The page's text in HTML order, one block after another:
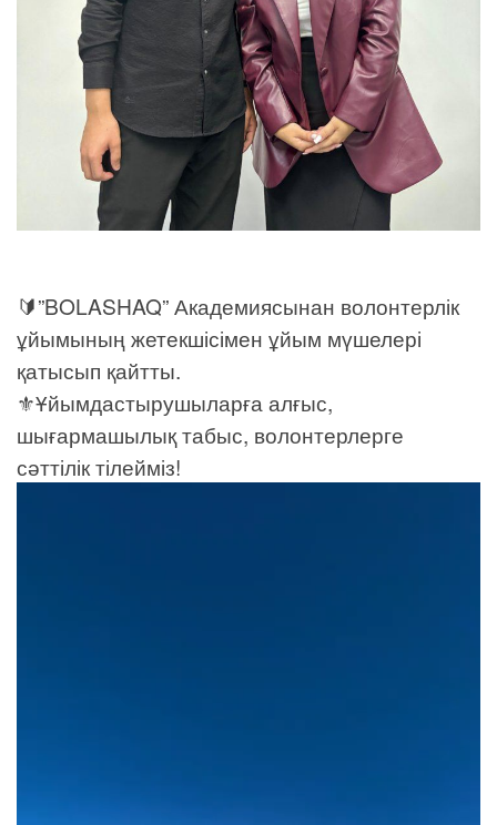
🔰”BOLASHAQ” Академиясынан волонтерлік
ұйымының жетекшісімен ұйым мүшелері
қатысып қайтты.
⚜Ұйымдастырушыларға алғыс,
шығармашылық табыс, волонтерлерге
сәттілік тілейміз!